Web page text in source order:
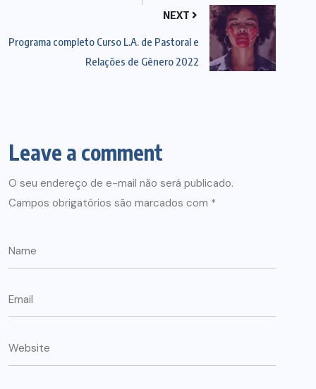
NEXT
Programa completo Curso L.A. de Pastoral e
Relações de Gênero 2022
Leave a comment
O seu endereço de e-mail não será publicado.
Campos obrigatórios são marcados com *